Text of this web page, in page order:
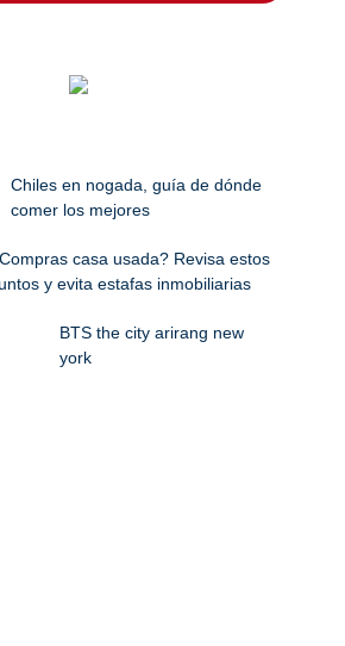
Chiles en nogada, guía de dónde
comer los mejores
casa usada? Revisa estos
y evita estafas inmobiliarias
BTS the city arirang new
york